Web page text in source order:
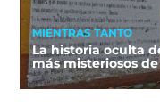
MIENTRAS TANTO
La historia oculta
más misteriosos de